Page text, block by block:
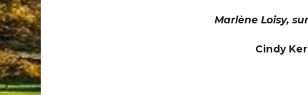
Marlène Loisy,
Cindy